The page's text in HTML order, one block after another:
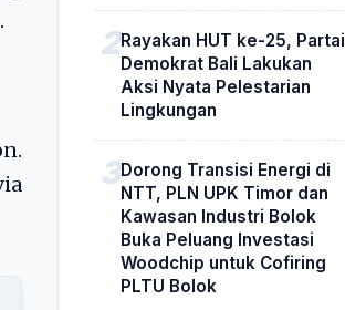
Rayakan HUT ke-25, Partai
Demokrat Bali Lakukan
Aksi Nyata Pelestarian
Lingkungan
Dorong Transisi Energi di
NTT, PLN UPK Timor dan
Kawasan Industri Bolok
Buka Peluang Investasi
Woodchip untuk Cofiring
PLTU Bolok